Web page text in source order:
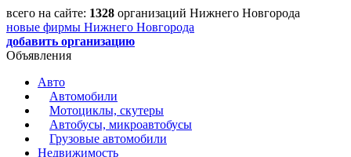
всего на сайте: 1328 организаций Нижнего Новгорода
новые фирмы Нижнего Новгорода
добавить организацию
Объявления
Авто
Автомобили
Мотоциклы, скутеры
Автобусы, микроавтобусы
Грузовые автомобили
Недвижимость